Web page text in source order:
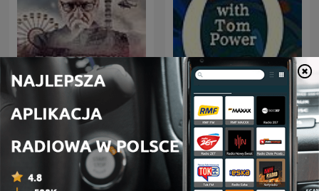
Czarnobyl. Prawdziwa
historia
Q with Tom Power